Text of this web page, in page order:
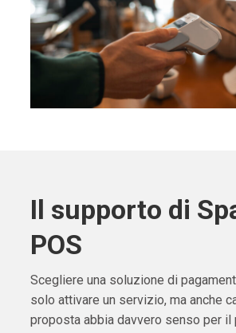
Il supporto di
POS
Scegliere una soluzione di
solo attivare un servizio, ma anche
proposta abbia davvero senso per il